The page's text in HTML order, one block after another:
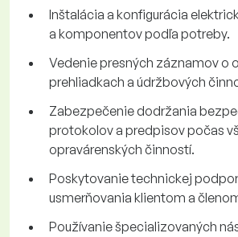
Inštalácia a konfigurácia
a komponentov podľa potreby.
Vedenie presných záznamov o
prehliadkach a údržbových
Zabezpečenie dodržania
protokolov a predpisov počas
opravárenských činností.
Poskytovanie technickej
usmerňovania klientom a
Používanie špecializovaných